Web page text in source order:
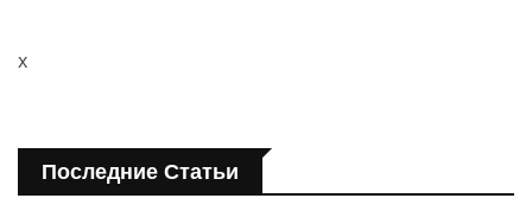
Искать
x
Последние Статьи